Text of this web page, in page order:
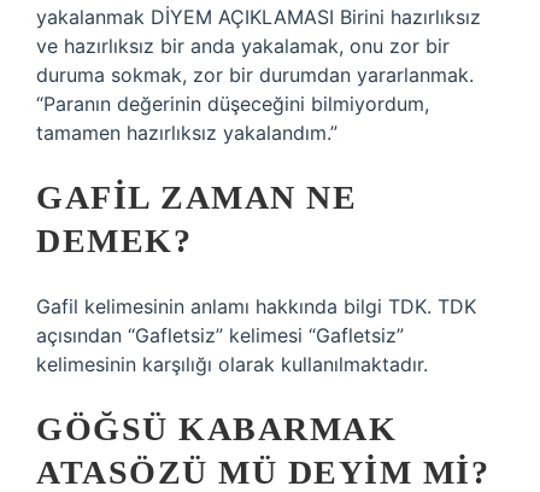
yakalanmak DİYEM AÇIKLAMASI Birini hazırlıksız
ve hazırlıksız bir anda yakalamak, onu zor bir
duruma sokmak, zor bir durumdan yararlanmak.
“Paranın değerinin düşeceğini bilmiyordum,
tamamen hazırlıksız yakalandım.”
GAFIL ZAMAN NE
DEMEK?
Gafil kelimesinin anlamı hakkında bilgi TDK. TDK
açısından “Gafletsiz” kelimesi “Gafletsiz”
kelimesinin karşılığı olarak kullanılmaktadır.
GÖĞSÜ KABARMAK
ATASÖZÜ MÜ DEYIM MI?